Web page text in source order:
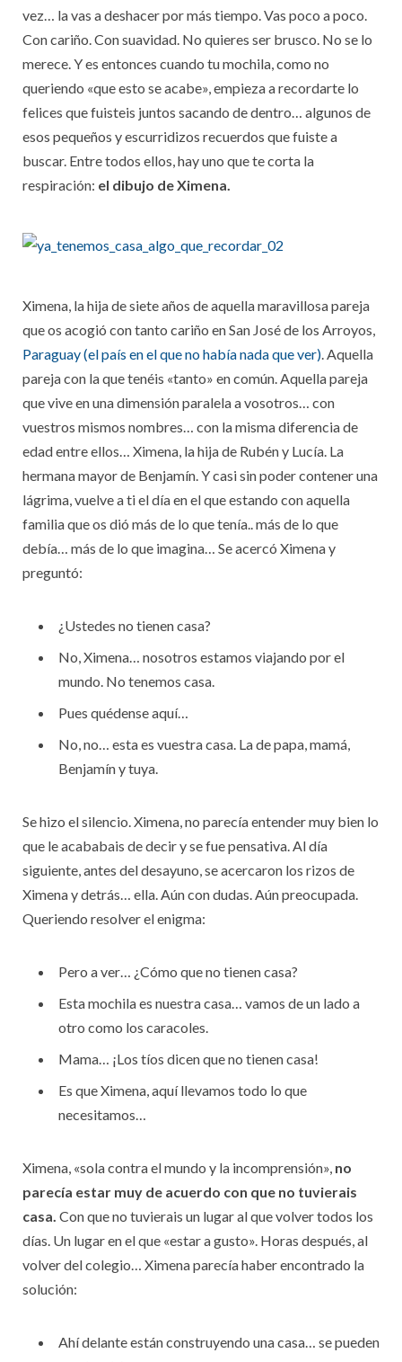
vez… la vas a deshacer por más tiempo. Vas poco a poco.
Con cariño. Con suavidad. No quieres ser brusco. No se lo
merece. Y es entonces cuando tu mochila, como no
queriendo «que esto se acabe», empieza a recordarte lo
felices que fuisteis juntos sacando de dentro… algunos de
esos pequeños y escurridizos recuerdos que fuiste a
buscar. Entre todos ellos, hay uno que te corta la
respiración: el dibujo de Ximena.
Ximena, la hija de siete años de aquella maravillosa pareja
que os acogió con tanto cariño en San José de los Arroyos,
Paraguay (el país en el que no había nada que ver). Aquella
pareja con la que tenéis «tanto» en común. Aquella pareja
que vive en una dimensión paralela a vosotros… con
vuestros mismos nombres… con la misma diferencia de
edad entre ellos… Ximena, la hija de Rubén y Lucía. La
hermana mayor de Benjamín. Y casi sin poder contener una
lágrima, vuelve a ti el día en el que estando con aquella
familia que os dió más de lo que tenía.. más de lo que
debía… más de lo que imagina… Se acercó Ximena y
preguntó:
¿Ustedes no tienen casa?
No, Ximena… nosotros estamos viajando por el
mundo. No tenemos casa.
Pues quédense aquí…
No, no… esta es vuestra casa. La de papa, mamá,
Benjamín y tuya.
Se hizo el silencio. Ximena, no parecía entender muy bien lo
que le acababais de decir y se fue pensativa. Al día
siguiente, antes del desayuno, se acercaron los rizos de
Ximena y detrás… ella. Aún con dudas. Aún preocupada.
Queriendo resolver el enigma:
Pero a ver… ¿Cómo que no tienen casa?
Esta mochila es nuestra casa… vamos de un lado a
otro como los caracoles.
Mama… ¡Los tíos dicen que no tienen casa!
Es que Ximena, aquí llevamos todo lo que
necesitamos…
Ximena, «sola contra el mundo y la incomprensión», no
parecía estar muy de acuerdo con que no tuvierais
casa. Con que no tuvierais un lugar al que volver todos los
días. Un lugar en el que «estar a gusto». Horas después, al
volver del colegio… Ximena parecía haber encontrado la
solución:
Ahí delante están construyendo una casa… se pueden